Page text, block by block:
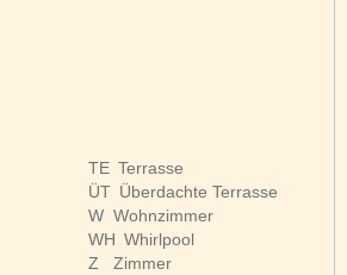
TE Terrasse
ÜT Überdachte Terrasse
W Wohnzimmer
WH Whirlpool
Z
Zimmer